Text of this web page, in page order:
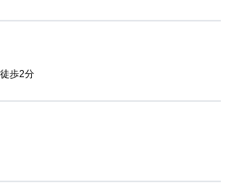
歩2分